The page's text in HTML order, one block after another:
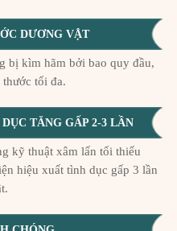
DƯƠNG VẬT
bị kìm hãm bởi bao quy đầu,
tối đa.
TĂNG GẤP 2-3 LẦN
kỹ thuật xâm lấn tối thiếu
hiệu xuất tình dục gấp 3 lần